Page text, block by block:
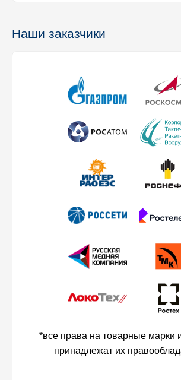
Наши заказчики
*все права на товарные марки
принадлежат их